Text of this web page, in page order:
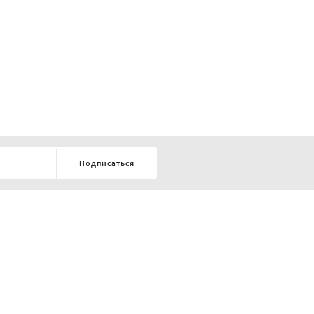
Подписаться